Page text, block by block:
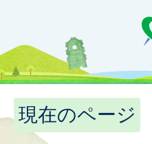
現在のページ